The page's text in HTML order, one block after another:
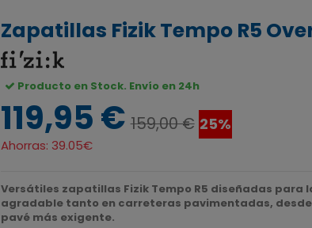
Zapatillas Fizik Tempo R5
Producto en Stock. Envío en 24h
119,95 € 159,00 € 25%
Ahorras: 39.05€
Versátiles zapatillas Fizik Tempo R5 diseñadas para
agradable tanto en carreteras pavimentadas,
pavé más exigente.